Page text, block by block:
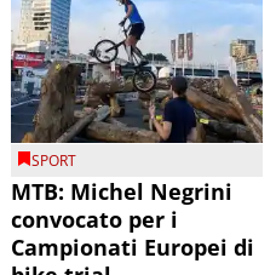
SPORT
MTB: Michel Negrini
convocato per i
Campionati Europei di